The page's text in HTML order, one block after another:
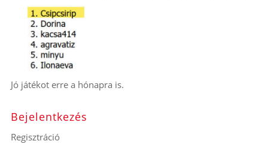
Jó játékot erre a hónapra is.
Bejelentkezés
Regisztráció